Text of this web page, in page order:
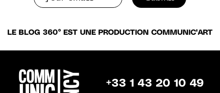
LE BLOG 360° EST UNE PRODUCTION COMMUNIC'ART
+33 1 43 20 10 49